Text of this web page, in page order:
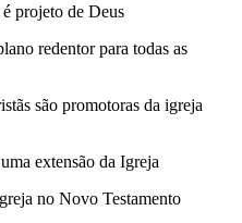
projeto de Deus
redentor para todas as
são promotoras da igreja
extensão da Igreja
no Novo Testamento